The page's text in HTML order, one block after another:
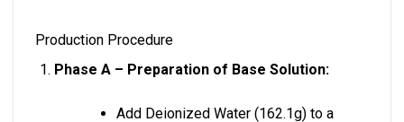
Production Procedure
Phase A – Preparation of Base Solution:
Add Deionized Water (162.1g) to a